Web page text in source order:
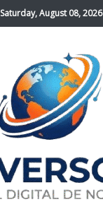
Saturday, August 08, 2026